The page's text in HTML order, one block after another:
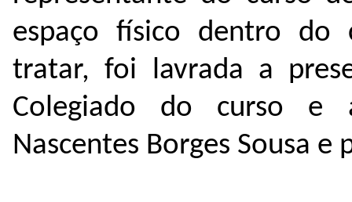
espaço físico dentro do
tratar, foi lavrada a
Colegiado do curso e
Nascentes Borges Sousa